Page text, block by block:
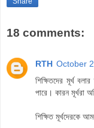
18 comments:
RTH October
শিক্ষিতদের মূর্খ
পারে। কারন মূর্খরা
শিক্ষিত মূর্খদেরকে